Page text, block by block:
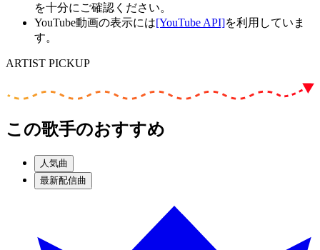
を十分にご確認ください。
YouTube動画の表示には[YouTube API]を利用していま
す。
ARTIST PICKUP
この歌手のおすすめ
人気曲
最新配信曲